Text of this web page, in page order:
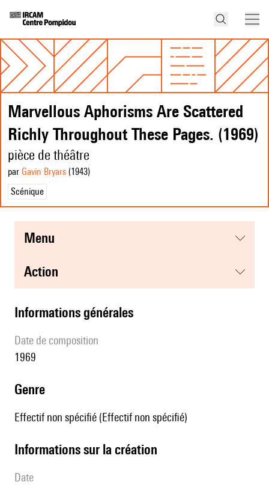
Marvellous Aphorisms Are Scattered
Richly Throughout These Pages. (1969)
pièce de théâtre
par Gavin Bryars (1943)
Scénique
menu
action
informations générales
date de composition
1969
genre
Effectif non spécifié (Effectif non spécifié)
informations sur la création
date